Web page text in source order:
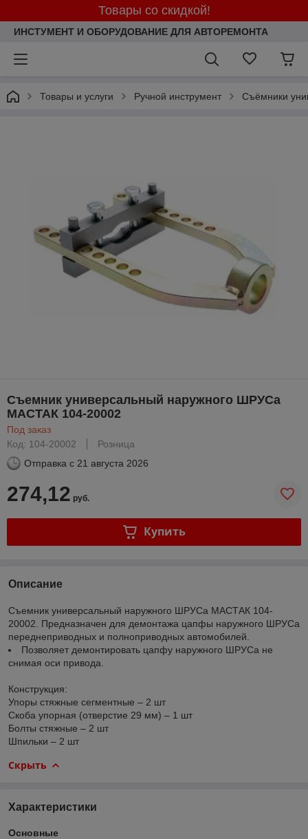
Товары со скидкой!
ИНСТУМЕНТ И ОБОРУДОВАНИЕ ДЛЯ АВТОРЕМОНТА
Товары и услуги Ручной инструмент Съёмники
Съемник универсальный наружного ШРУСа
МАСТАК 104-20002
Под заказ
Код: 104-20002
Розница
Отправка с 21 августа 2026
274,12 руб.
Купить
Описание
Съемник универсальный наружного ШРУСа МАСТАК 104-
20002. Предназначен для демонтажа цапфы наружного ШРУСа
переднеприводных и полноприводных автомобилей.
Позволяет демонтировать цапфу наружного ШРУСа не
снимая оси привода.
Конструкция:
Упоры стяжные сегментные – 2 шт
Скоба упорная (отверстие 29 мм) – 1 шт
Болты стяжные – 2 шт
Шпильки – 2 шт
Скрыть
Характеристики
Основные